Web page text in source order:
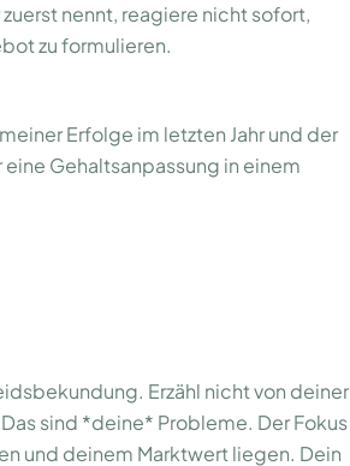
nennt, reagiere nicht sofort,
zu formulieren.
Erfolge im letzten Jahr und der
Gehaltsanpassung in einem
Erzähl nicht von deiner
sind *deine* Probleme. Der Fokus
und deinem Marktwert liegen. Dein